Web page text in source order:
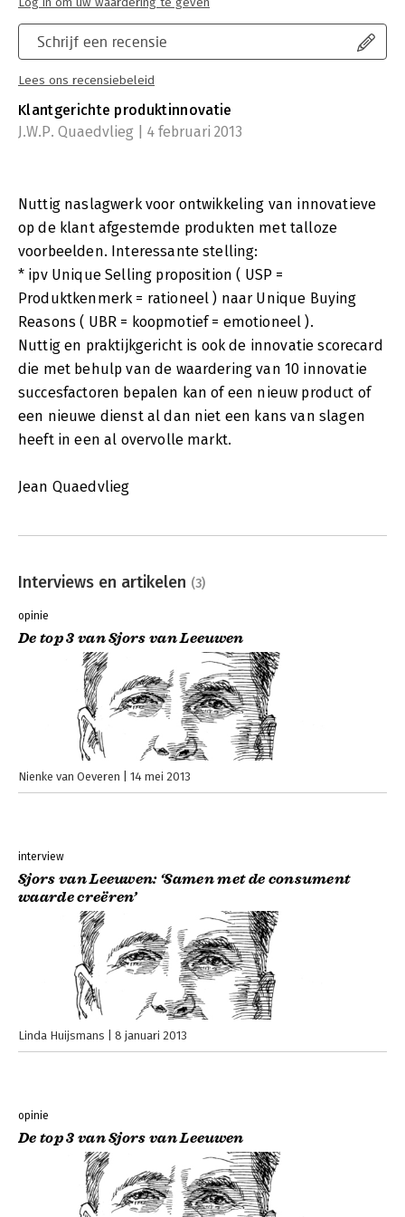
Schrijf een recensie
Lees ons recensiebeleid
Klantgerichte produktinnovatie
J.W.P. Quaedvlieg | 4 februari 2013
Nuttig naslagwerk voor ontwikkeling van innovatieve
op de klant afgestemde produkten met talloze
voorbeelden. Interessante stelling:
* ipv Unique Selling proposition ( USP =
Produktkenmerk = rationeel ) naar Unique Buying
Reasons ( UBR = koopmotief = emotioneel ).
Nuttig en praktijkgericht is ook de innovatie scorecard
die met behulp van de waardering van 10 innovatie
succesfactoren bepalen kan of een nieuw product of
een nieuwe dienst al dan niet een kans van slagen
heeft in een al overvolle markt.
Jean Quaedvlieg
Interviews en artikelen (3)
opinie
De top 3 van Sjors van Leeuwen
Nienke van Oeveren 14 mei 2013
interview
Sjors van Leeuwen: ‘Samen met de consument
waarde creëren’
Linda Huijsmans 8 januari 2013
opinie
De top 3 van Sjors van Leeuwen